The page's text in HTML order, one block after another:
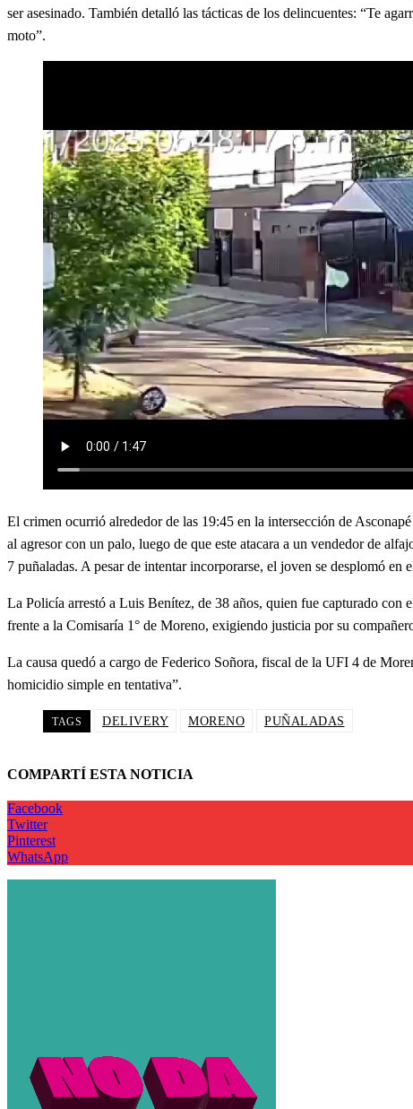
ser asesinado. También detalló las tácticas de los delincuentes: “Te
moto”.
El crimen ocurrió alrededor de las 19:45 en la intersección de
al agresor con un palo, luego de que este atacara a un vendedor de
7 puñaladas. A pesar de intentar incorporarse, el joven se desplomó
La Policía arrestó a Luis Benítez, de 38 años, quien fue capturado con
frente a la Comisaría 1° de Moreno, exigiendo justicia por su
La causa quedó a cargo de Federico Soñora, fiscal de la UFI 4 de
homicidio simple en tentativa”.
TAGS DELIVERY MORENO PUÑALADAS
COMPARTÍ ESTA NOTICIA
Facebook
Twitter
Pinterest
WhatsApp